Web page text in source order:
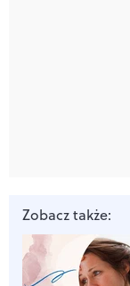
Zobacz także: